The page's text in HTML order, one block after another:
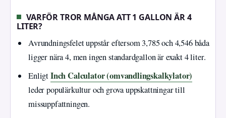
VARFÖR TROR MÅNGA ATT 1 GALLON ÄR 4
LITER?
Avrundningsfelet uppstår eftersom 3,785 och 4,546 båda
ligger nära 4, men ingen standardgallon är exakt 4 liter.
EnligtInch Calculator (omvandlingskalkylator)
leder populärkultur och grova uppskattningar till
missuppfattningen.